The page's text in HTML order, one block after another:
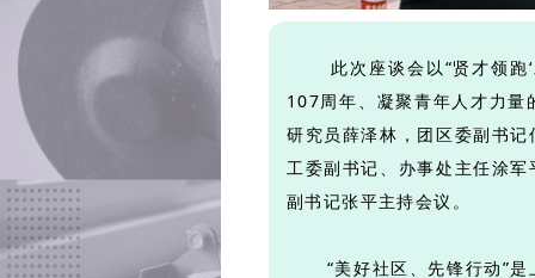
此次座谈会以“贤才领跑
107周年、凝聚青年人才力量
研究员薛泽林，团区委副书
工委副书记、办事处主任涂
副书记张平主持会议。
“美好社区、先锋行动”是